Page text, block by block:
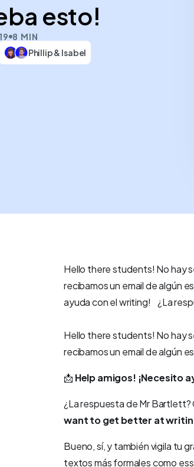
esto!
8 MIN
Phillip & Isabel
Hello there students! No hay
recibamos un email de algún
ayuda con el writing! ¿La
Hello there students! No hay
recibamos un email de algún
📩 Help amigos! ¡Necesito
¿La respuesta de Mr Bartlett?
want to get better at
Bueno, sí, y también vigila tu
textos más formales como